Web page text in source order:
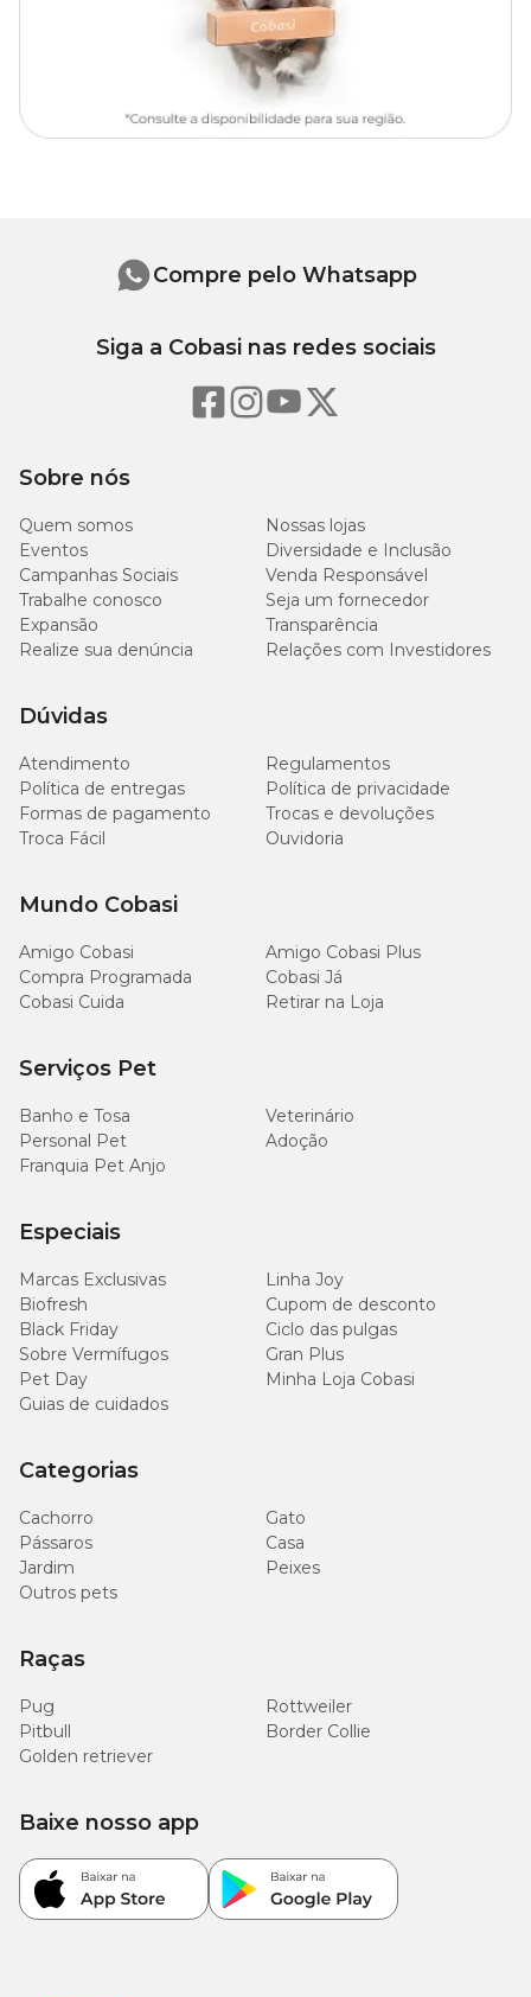
Prato compatível (não incluso):20x03 cm.
Suporte de ferro compatível (não incluso):
(75% reciclado e 100% reciclável).
Sobre nós
Quem somos
Nossas lojas
Eventos
Diversidade e Inclusão
Campanhas Sociais
Venda Responsável
Trabalhe conosco
Seja um fornecedor
Expansão
Transparência
Realize sua denúncia
Relações com Investidores
Dúvidas
Atendimento
Regulamentos
Política de entregas
Política de privacidade
Formas de pagamento
Trocas e devoluções
Troca Fácil
Ouvidoria
Mundo Cobasi
Amigo Cobasi
Amigo Cobasi Plus
Compra Programada
Cobasi Já
Cobasi Cuida
Retirar na Loja
Serviços Pet
Banho e Tosa
Veterinário
Personal Pet
Adoção
Franquia Pet Anjo
Especiais
Marcas Exclusivas
Linha Joy
Biofresh
Cupom de desconto
Black Friday
Ciclo das pulgas
Sobre Vermífugos
Gran Plus
Pet Day
Minha Loja Cobasi
Guias de cuidados
Categorias
Cachorro
Gato
Pássaros
Casa
Jardim
Peixes
Outros pets
Raças
Pug
Rottweiler
Pitbull
Border Collie
Golden retriever
Compre pelo Whatsapp
Siga a Cobasi nas redes sociais
Baixe nosso app